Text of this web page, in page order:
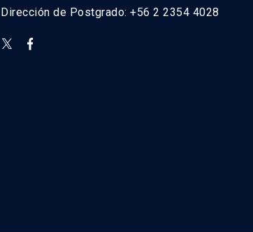
Dirección de Postgrado: +56 2 2354 4028